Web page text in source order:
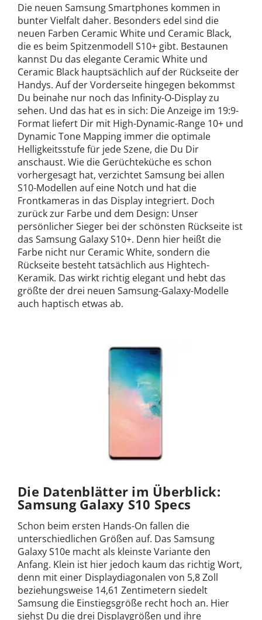
Die neuen Samsung Smartphones kommen in
bunter Vielfalt daher. Besonders edel sind die
neuen Farben Ceramic White und Ceramic Black,
die es beim Spitzenmodell S10+ gibt. Bestaunen
kannst Du das elegante Ceramic White und
Ceramic Black hauptsächlich auf der Rückseite der
Handys. Auf der Vorderseite hingegen bekommst
Du beinahe nur noch das Infinity-O-Display zu
sehen. Und das hat es in sich: Die Anzeige im 19:9-
Format liefert Dir mit High-Dynamic-Range 10+ und
Dynamic Tone Mapping immer die optimale
Helligkeitsstufe für jede Szene, die Du Dir
anschaust. Wie die Gerüchteküche es schon
vorhergesagt hat, verzichtet Samsung bei allen
S10-Modellen auf eine Notch und hat die
Frontkameras in das Display integriert. Doch
zurück zur Farbe und dem Design: Unser
persönlicher Sieger bei der schönsten Rückseite ist
das Samsung Galaxy S10+. Denn hier heißt die
Farbe nicht nur Ceramic White, sondern die
Rückseite besteht tatsächlich aus Hightech-
Keramik. Das wirkt richtig elegant und hebt das
größte der drei neuen Samsung-Galaxy-Modelle
auch haptisch etwas ab.
Die Datenblätter im Überblick:
Samsung Galaxy S10 Specs
Schon beim ersten Hands-On fallen die
unterschiedlichen Größen auf. Das Samsung
Galaxy S10e macht als kleinste Variante den
Anfang. Klein ist hier jedoch kaum das richtig Wort,
denn mit einer Displaydiagonalen von 5,8 Zoll
beziehungsweise 14,61 Zentimetern siedelt
Samsung die Einstiegsgröße recht hoch an. Hier
siehst Du die drei Displaygrößen und ihre